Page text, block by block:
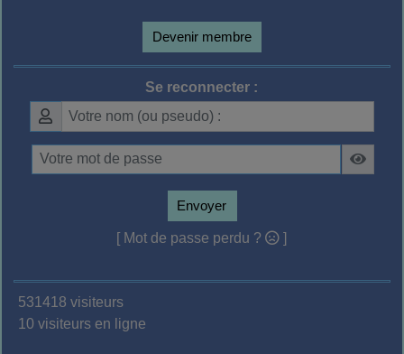
Devenir membre
Se reconnecter :
Envoyer
[ Mot de passe perdu ? ]
531418 visiteurs
10 visiteurs en ligne